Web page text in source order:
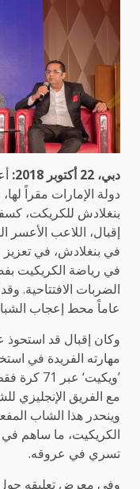
دبي، 22 أكتوبر 2018:
دولة الإمارات مقراً
بنغلادش للكريكت،
إقبال، اللاعب الأعسر
في بنغلادش، في
في رياضة الكريكيت
عاماً محط إعجاب
وكان إقبال قد
’ويكيت‘
وينحدر هذا الشاب
الكريكيت، ما ساهم في
تسري في عروقه.
وفي معرض تعليقه حول